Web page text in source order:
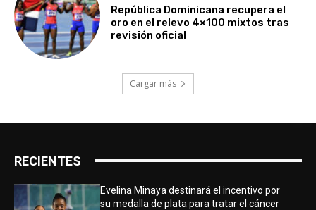
República Dominicana recupera el
oro en el relevo 4×100 mixtos tras
revisión oficial
Cargar más
RECIENTES
Evelina Minaya destinará el incentivo por
su medalla de plata para tratar el cáncer